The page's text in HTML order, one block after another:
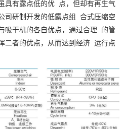
具有露点低的优 点，但却有再生气
司研制开发的低露点组 合式压缩空
吸干机的各自优点，通过合理 的管
二者的优点，从而达到经济 运行点